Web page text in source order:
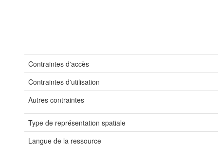
Contraintes d'accès
Contraintes d'utilisation
Autres contraintes
Type de représentation spatiale
Langue de la ressource